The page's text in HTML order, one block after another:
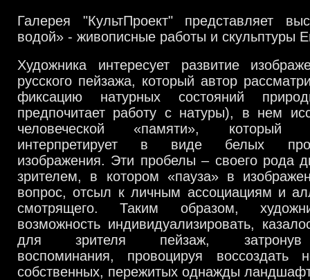
Галерея "КультПроект" представляет
водой» - живописные работы и скульптуры
Художника интересует развитие
русского пейзажа, который автор
фиксацию натурных состояний
предпочитает работу с натуры), в нем
человеческой «памяти», который
интерпретирует в виде белых
изображения. Эти пробелы – своего рода
зрителем, в котором «пауза» в
вопрос,отсыл к личным ассоциациям и
смотрящего.Таким образом,
возможность индивидуализировать,
для зрителя пейзаж,
воспоминания, провоцируя воссоздать
собственных, пережитых однажды